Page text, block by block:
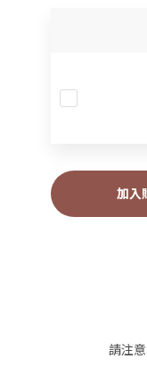
加入
請注